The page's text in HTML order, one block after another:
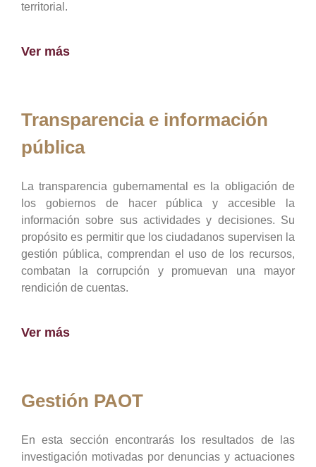
territorial.
Ver más
Transparencia e información
pública
La transparencia gubernamental es la obligación de
los gobiernos de hacer pública y accesible la
información sobre sus actividades y decisiones. Su
propósito es permitir que los ciudadanos supervisen la
gestión pública, comprendan el uso de los recursos,
combatan la corrupción y promuevan una mayor
rendición de cuentas.
Ver más
Gestión PAOT
En esta sección encontrarás los resultados de las
investigación motivadas por denuncias y actuaciones